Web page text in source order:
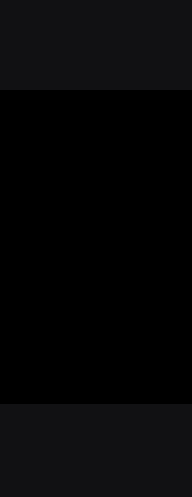
歐洲及亞洲國
明了該團在聲
與多面向實
樂家同台合
士（Vocal
目。演出內容
名作，並在
本場演出將以